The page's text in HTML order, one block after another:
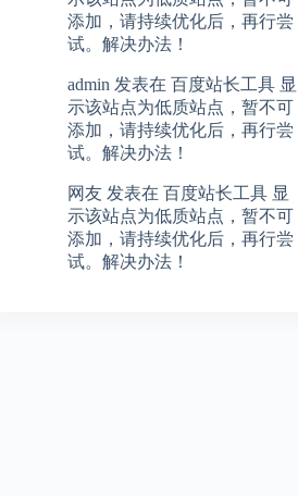
添加，请持续优化后，再行尝
试。解决办法！
admin 发表在百度站长工具 显
示该站点为低质站点，暂不可
添加，请持续优化后，再行尝
试。解决办法！
网友 发表在百度站长工具 显
示该站点为低质站点，暂不可
添加，请持续优化后，再行尝
试。解决办法！